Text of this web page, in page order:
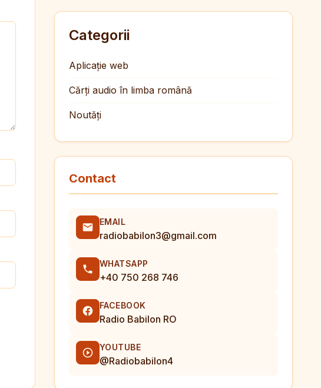
Categorii
Aplicație web
Cărți audio în limba română
Noutăți
Contact
EMAIL
radiobabilon3@gmail.com
WHATSAPP
+40 750 268 746
FACEBOOK
Radio Babilon RO
YOUTUBE
@Radiobabilon4